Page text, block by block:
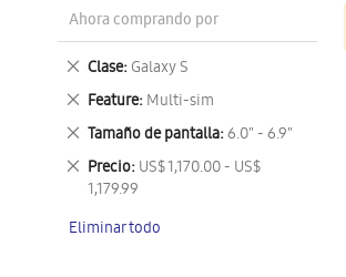
Ahora comprando por
Clase Galaxy S
Eliminar
este
artículo
Feature Multi-sim
Eliminar
este
artículo
Tamaño de pantalla 6.0" - 6.9"
Eliminar
este
artículo
Precio US$ 1,170.00 - US$
1,179.99
Eliminar
este
Eliminar todo